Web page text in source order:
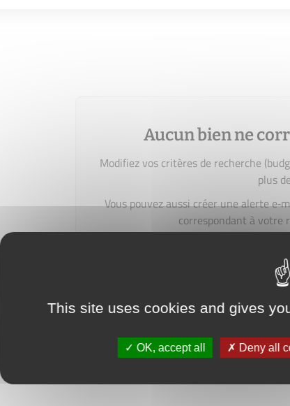
Aucun bien ne
Modifiez vos critères de recherche
plus
Vous pouvez aussi créer une alerte
correspondant à votre
créer
This site uses cookies and gives
OK, accept all Deny all